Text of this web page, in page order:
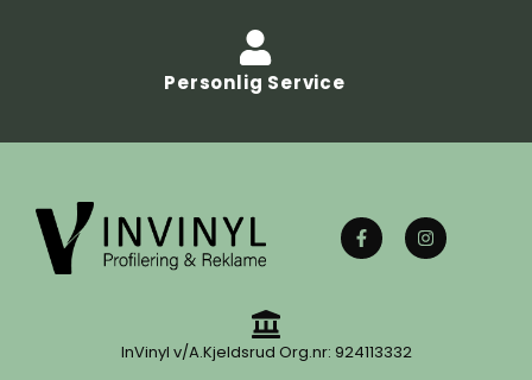
Personlig Service
InVinyl v/A.Kjeldsrud Org.nr: 924113332